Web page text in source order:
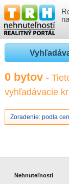
NEHNUTEĽNOSTI
BYTY
NOVOSTAVBY
NEBYTOVÉ PRIESTORY
VLOŽIŤ NEHNUTEĽNOSTI
PRIHLÁSENIE
REGISTRÁCIA
VÝVOJ CIEN REALÍT
ČLÁNKY O REALITÁCH
0 bytov -
vyhľadávacie
Zoradenie: podla
Nehnuteľnosti